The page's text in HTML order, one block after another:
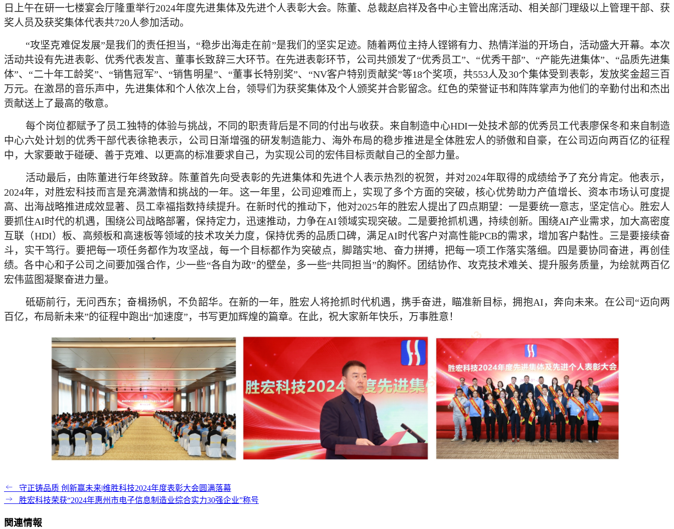
日上午在研一七楼宴会厅隆重举行2024年度先进集体及先进个人表彰大会。陈董、总裁赵启祥及各中心主管出席活动、相关部门理级以上管理干部、获
奖人员及获奖集体代表共720人参加活动。
“攻坚克难促发展”是我们的责任担当，“稳步出海走在前”是我们的坚实足迹。随着两位主持人铿锵有力、热情洋溢的开场白，活动盛大开幕。本次
活动共设有先进表彰、优秀代表发言、董事长致辞三大环节。在先进表彰环节，公司共颁发了“优秀员工”、“优秀干部”、“产能先进集体”、“品质先进集
体”、“二十年工龄奖”、“销售冠军”、“销售明星”、“董事长特别奖”、“NV客户特别贡献奖”等18个奖项，共553人及30个集体受到表彰，发放奖金超三百
万元。在激昂的音乐声中，先进集体和个人依次上台，领导们为获奖集体及个人颁奖并合影留念。红色的荣誉证书和阵阵掌声为他们的辛勤付出和杰出
贡献送上了最高的敬意。
每个岗位都赋予了员工独特的体验与挑战，不同的职责背后是不同的付出与收获。来自制造中心HDI一处技术部的优秀员工代表廖保冬和来自制造
中心六处计划的优秀干部代表徐艳表示，公司日渐增强的研发制造能力、海外布局的稳步推进是全体胜宏人的骄傲和自豪，在公司迈向两百亿的征程
中，大家要敢于碰硬、善于克难、以更高的标准要求自己，为实现公司的宏伟目标贡献自己的全部力量。
活动最后，由陈董进行年终致辞。陈董首先向受表彰的先进集体和先进个人表示热烈的祝贺，并对2024年取得的成绩给予了充分肯定。他表示，
2024年，对胜宏科技而言是充满激情和挑战的一年。这一年里，公司迎难而上，实现了多个方面的突破，核心优势助力产值增长、资本市场认可度提
高、出海战略推进成效显著、员工幸福指数持续提升。在新时代的推动下，他对2025年的胜宏人提出了四点期望：一是要统一意志，坚定信心。胜宏人
要抓住AI时代的机遇，围绕公司战略部署，保持定力，迅速推动，力争在AI领域实现突破。二是要抢抓机遇，持续创新。围绕AI产业需求，加大高密度
互联（HDI）板、高频板和高速板等领域的技术攻关力度，保持优秀的品质口碑，满足AI时代客户对高性能PCB的需求，增加客户黏性。三是要接续奋
斗，实干笃行。要把每一项任务都作为攻坚战，每一个目标都作为突破点，脚踏实地、奋力拼搏，把每一项工作落实落细。四是要协同奋进，再创佳
绩。各中心和子公司之间要加强合作，少一些“各自为政”的壁垒，多一些“共同担当”的胸怀。团结协作、攻克技术难关、提升服务质量，为绘就两百亿
宏伟蓝图凝聚奋进力量。
砥砺前行，无问西东；奋楫扬帆，不负韶华。在新的一年，胜宏人将抢抓时代机遇，携手奋进，瞄准新目标，拥抱AI，奔向未来。在公司“迈向两
百亿，布局新未来”的征程中跑出“加速度”，书写更加辉煌的篇章。在此，祝大家新年快乐，万事胜意！
守正铸品质 创新赢未来|维胜科技2024年度表彰大会圆满落幕
胜宏科技荣获“2024年惠州市电子信息制造业综合实力30强企业”称号
関連情報